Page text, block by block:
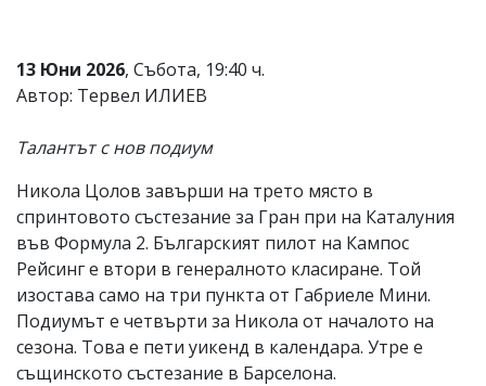
статиите
се
въвеждат
читателите
не
носи
отговорност
тях!
Ако
откриете
обиден
за
вас
13 Юни 2026, Събота, 19:40 ч.
Автор: Тервел ИЛИЕВ
Талантът с нов подиум
Никола Цолов завърши на трето място в
спринтовото състезание за Гран при на Каталуния
във Формула 2. Българският пилот на Кампос
Рейсинг e втори в генералното класиране. Той
изостава само на три пункта от Габриеле Мини.
Подиумът е четвърти за Никола от началото на
сезона. Това е пети уикенд в календара. Утре е
същинското състезание в Барселона.